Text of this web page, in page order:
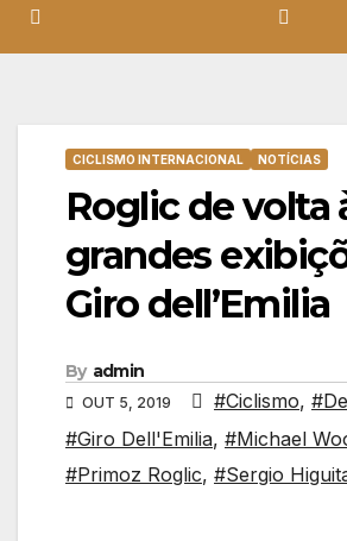
CICLISMO INTERNACIONAL NOTÍCIAS
Roglic de volta
grandes
Giro dell’Emilia
By admin
OUT 5, 2019 #Ciclismo,
#Giro Dell'Emilia, #Michael
#Primoz Roglic, #Sergio